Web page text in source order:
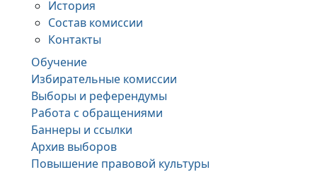
История
Состав комиссии
Контакты
Обучение
Избирательные комиссии
Выборы и референдумы
Работа с обращениями
Баннеры и ссылки
Архив выборов
Повышение правовой культуры